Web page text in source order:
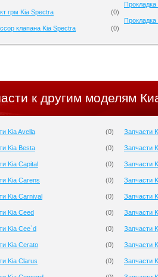
грм Kia Spectra (0)
клапана Kia Spectra (0)
Прокладка
Прокладка
к другим моделям
Kia Avella (0)
Kia Besta (0)
Kia Capital (0)
Kia Carens (0)
Kia Carnival (0)
Kia Ceed (0)
Kia Cee`d (0)
Kia Cerato (0)
Kia Clarus (0)
Запчасти
Запчасти
Запчасти
Запчасти
Запчасти
Запчасти
Запчасти
Запчасти
Запчасти